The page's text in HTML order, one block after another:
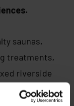
saunas,
treatments,
riverside